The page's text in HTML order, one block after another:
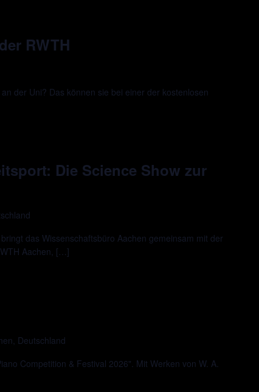
RWTH
der Uni? Das können sie bei einer der kostenlosen
Die Science Show zur
das Wissenschaftsbüro Aachen gemeinsam mit der
Aachen, […]
Deutschland
Competition & Festival 2026". Mit Werken von W. A.